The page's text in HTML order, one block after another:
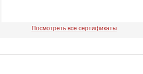
Посмотреть все сертификаты